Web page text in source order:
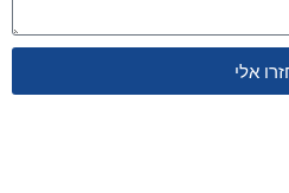
אלי